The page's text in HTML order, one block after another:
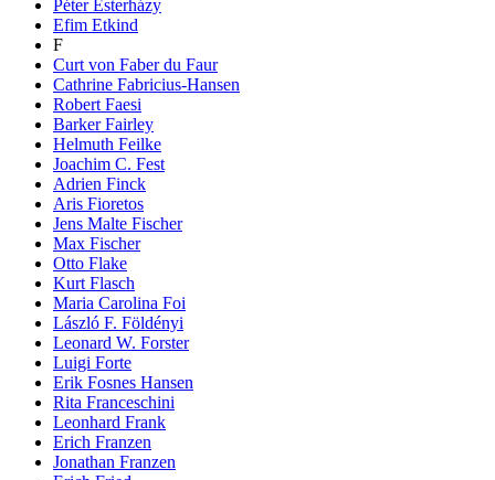
Péter Esterházy
Efim Etkind
F
Curt von Faber du Faur
Cathrine Fabricius-Hansen
Robert Faesi
Barker Fairley
Helmuth Feilke
Joachim C. Fest
Adrien Finck
Aris Fioretos
Jens Malte Fischer
Max Fischer
Otto Flake
Kurt Flasch
Maria Carolina Foi
László F. Földényi
Leonard W. Forster
Luigi Forte
Erik Fosnes Hansen
Rita Franceschini
Leonhard Frank
Erich Franzen
Jonathan Franzen